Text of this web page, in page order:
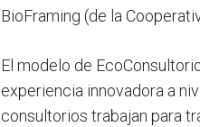
BioFraming (de la
El modelo de
experiencia innovadora a
consultorios trabajan para